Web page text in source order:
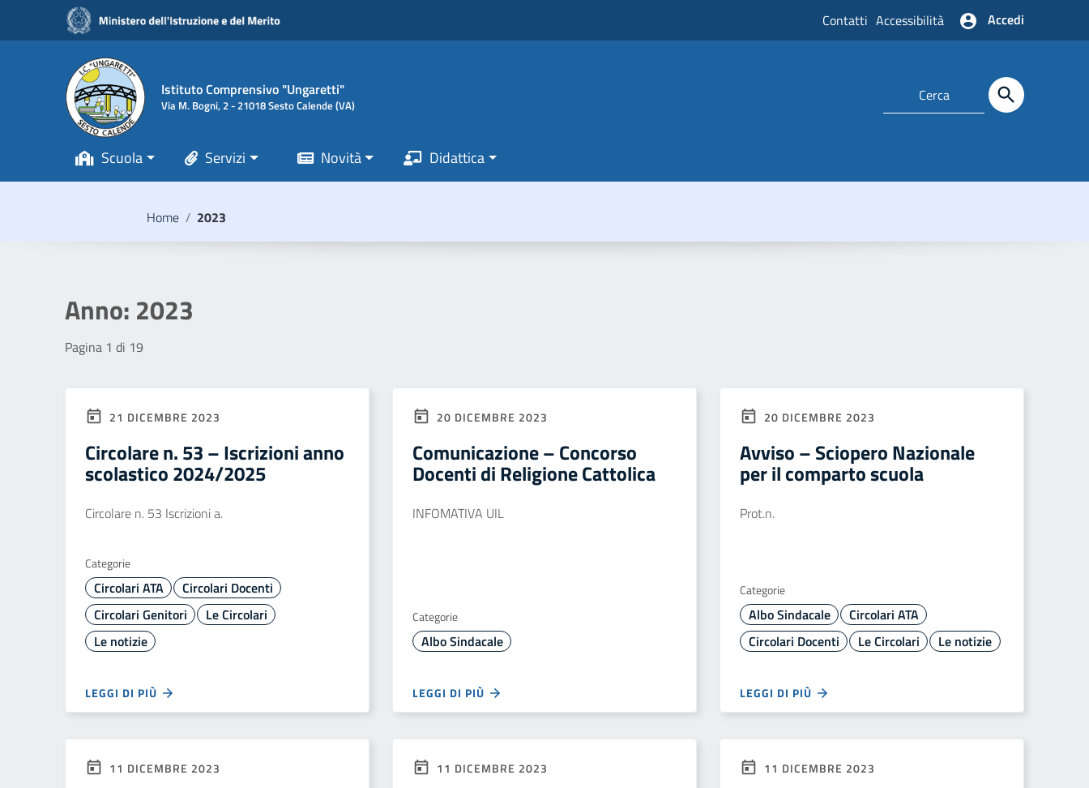
Vai ai contenuti
Vai al menu di navigazione
Vai al footer
Contatti Accessibilità Accedi
Istituto Comprensivo "Ungaretti"
Via M. Bogni, 2 - 21018 Sesto Calende (VA)
Scuola Servizi Novità Didattica
Home / 2023
Anno: 2023
Pagina 1 di 19
21 DICEMBRE 2023
Circolare n. 53 – Iscrizioni anno
scolastico 2024/2025
Circolare n. 53 Iscrizioni a.
Categorie
Circolari ATA
Circolari Docenti
Circolari Genitori
Le Circolari
Le notizie
LEGGI DI PIÙ
20 DICEMBRE 2023
Comunicazione – Concorso
Docenti di Religione Cattolica
INFOMATIVA UIL
Categorie
Albo Sindacale
LEGGI DI PIÙ
20 DICEMBRE 2023
Avviso – Sciopero Nazionale
per il comparto scuola
Prot.n.
Categorie
Albo Sindacale
Circolari ATA
Circolari Docenti
Le Circolari Le notizie
LEGGI DI PIÙ
11 DICEMBRE 2023 11 DICEMBRE 2023 11 DICEMBRE 2023